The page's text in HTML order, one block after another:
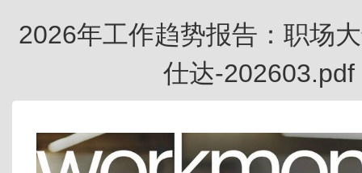
2026年工作趋势报告：职场
仕达-202603.pdf